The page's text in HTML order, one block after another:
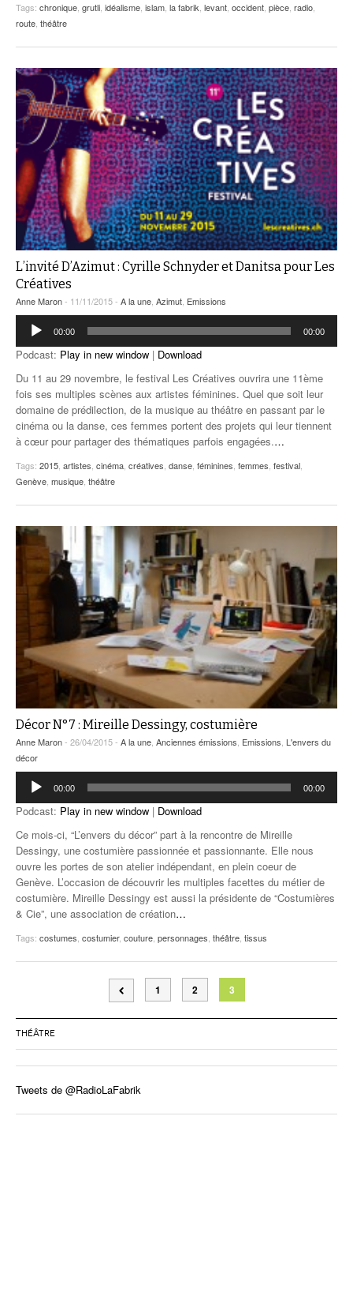
Tags: chronique, grutli, idéalisme, islam, la fabrik, levant, occident, pièce, radio,
route, théâtre
L’invité D’Azimut : Cyrille Schnyder et Danitsa pour Les
Créatives
Anne Maron- 11/11/2015 - A la une Azimut Emissions
Lecteur
audio
00:00 00:00
Podcast: Play in new window | Download
Du 11 au 29 novembre, le festival Les Créatives ouvrira une 11ème
fois ses multiples scènes aux artistes féminines. Quel que soit leur
domaine de prédilection, de la musique au théâtre en passant par le
cinéma ou la danse, ces femmes portent des projets qui leur tiennent
à cœur pour partager des thématiques parfois engagées.…
Tags: 2015 artistes cinéma créatives danse féminines femmes festival
Genève musique théâtre
Décor N°7 : Mireille Dessingy, costumière
Anne Maron- 26/04/2015 - A la une Anciennes émissions Emissions L'envers du
décor
Lecteur
audio
00:00 00:00
Podcast: Play in new window | Download
Ce mois-ci, “L’envers du décor” part à la rencontre de Mireille
Dessingy, une costumière passionnée et passionnante. Elle nous
ouvre les portes de son atelier indépendant, en plein coeur de
Genève. L’occasion de découvrir les multiples facettes du métier de
costumière. Mireille Dessingy est aussi la présidente de “Costumières
& Cie”, une association de création…
Tags: costumes costumier, couture personnages théâtre tissus
1 2 3
THÉÂTRE
Tweets de @RadioLaFabrik